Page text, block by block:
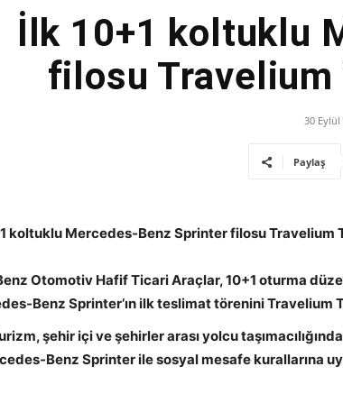
İlk 10+1 koltuklu
filosu Travelium
30 Eylül
Paylaş
koltuklu Mercedes-Benz Sprinter filosu Travelium
Otomotiv Hafif Ticari Araçlar, 10+1 oturma
Benz Sprinter’ın ilk teslimat törenini
şehir içi ve şehirler arası yolcu
Benz Sprinter ile sosyal mesafe kurallarına